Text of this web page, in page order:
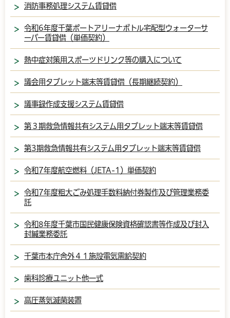
消防事務処理システム賃貸借
令和6年度千葉ポートアリーナボトル宅配型ウォーターサ
ーバー賃貸借（単価契約）
熱中症対策用スポーツドリンク等の購入について
議会用タブレット端末等賃貸借（長期継続契約）
議事録作成支援システム賃貸借
第３期救急情報共有システム用タブレット端末等賃貸借
第3期救急情報共有システム用タブレット端末等賃貸借
令和7年度航空燃料（JETA-1）単価契約
令和7年度粗大ごみ処理手数料納付券製作及び管理業務委
託
令和8年度千葉市国民健康保険資格確認書等作成及び封入
封緘業務委託
千葉市本庁舎外４１施設電気需給契約
歯科診療ユニット他一式
高圧蒸気滅菌装置